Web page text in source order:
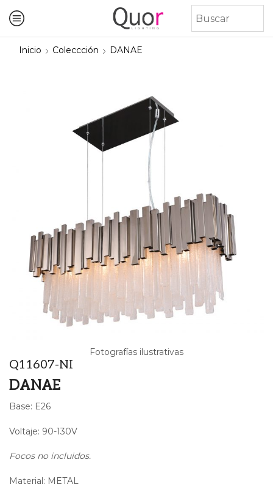
Inicio Coleccción DANAE
Fotografías ilustrativas
Q11607-NI
DANAE
Base: E26
Voltaje: 90-130V
Focos no incluidos.
Material: METAL